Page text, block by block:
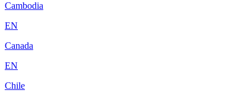
Cambodia
EN
Canada
EN
Chile